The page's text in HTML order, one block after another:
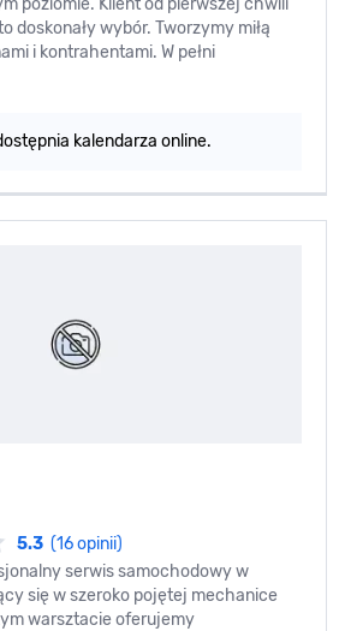
doskonały wybór. Tworzymy miłą
i kontrahentami. W pełni
kalendarza online.
5.3 (16 opinii)
serwis samochodowy w
się w szeroko pojętej mechanice
warsztacie oferujemy